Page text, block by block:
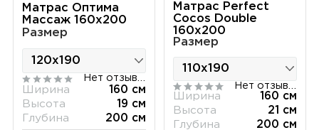
Матрас Оптима
Массаж 160х200
Размер
Ширина
160 см
Высота
19 см
Глубина
200 см
Матрас Perfect
Cocos Double
160х200
Размер
Ширина
160 см
Высота
21 см
Глубина
200 см